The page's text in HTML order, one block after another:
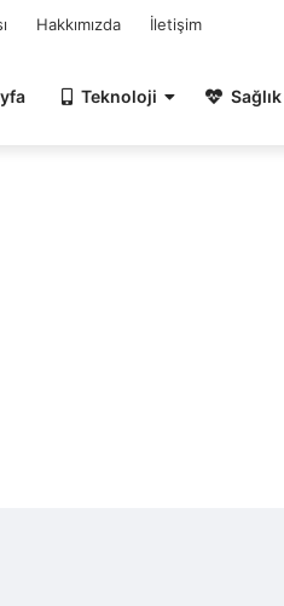
Hakkımızda İletişim
Teknoloji Sağlık